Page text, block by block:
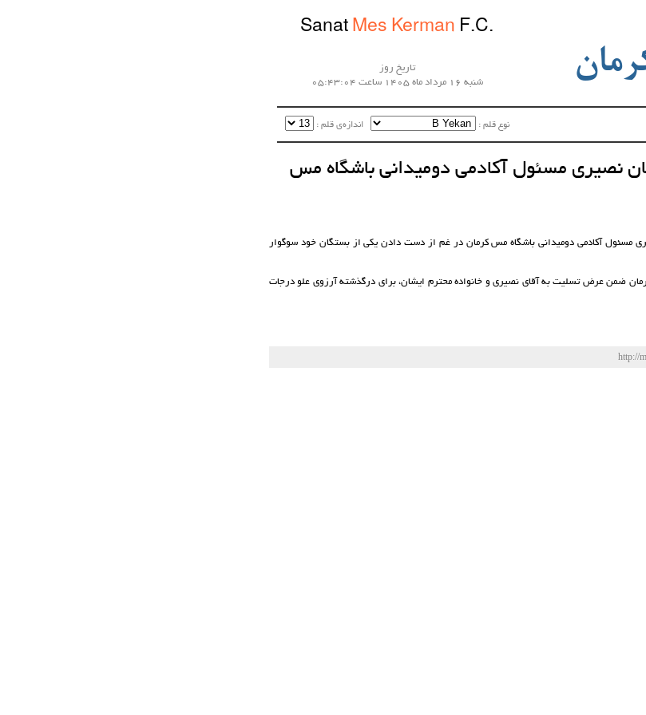
Sanat Mes Kerman F.C.
تاریخ روز
شنبه 16 مرداد ماه 1405 ساعت 05:43:04
نوع قلم :‌ اندازه‌ی قلم :‌
نصیری مسئول آکادمی دومیدانی باشگاه مس
مسئول آکادمی دومیدانی باشگاه مس کرمان در غم از دست دادن یکی از بستگان خود سوگوار
ضمن عرض تسلیت به آقای نصیری و خانواده محترم ایشان، برای درگذشته آرزوی علو درجات